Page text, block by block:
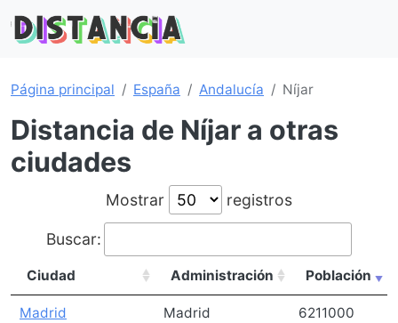
Página principal España Andalucía Níjar
Distancia de Níjar a otras
ciudades
Mostrar registros
Buscar:
Ciudad Administración Población
Madrid Madrid 6211000